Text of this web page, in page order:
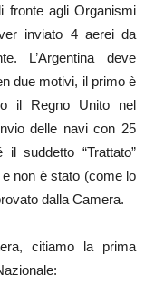
fronte agli Organismi
inviato 4 aerei da
L’Argentina deve
due motivi, il primo è
il Regno Unito nel
delle navi con 25
suddetto “Trattato”
non è stato (come lo
dalla Camera.
citiamo la prima